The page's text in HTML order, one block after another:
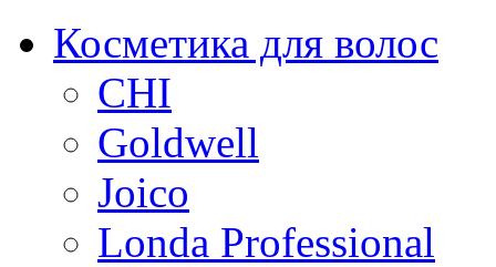
Косметика для волос
CHI
Goldwell
Joico
Londa Professional